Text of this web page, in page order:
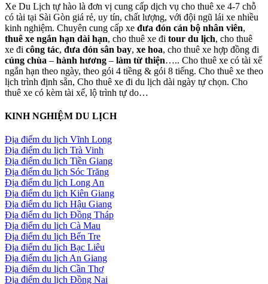
Xe Du Lịch tự hào là đơn vị cung cấp dịch vụ cho thuê xe 4-7 chỗ
có tài tại Sài Gòn giá rẻ, uy tín, chất lượng, với đội ngũ lái xe nhiều
kinh nghiệm. Chuyên cung cấp xe đưa đón cán bộ nhân viên,
thuê xe ngắn hạn dài hạn, cho thuê xe đi tour du lịch, cho thuê
xe đi công tác, đưa đón sân bay, xe hoa, cho thuê xe hợp đồng đi
cúng chùa – hành hương – làm từ thiện….. Cho thuê xe có tài xế
ngắn hạn theo ngày, theo gói 4 tiềng & gói 8 tiếng. Cho thuê xe theo
lịch trình định sẵn, Cho thuê xe đi du lịch dài ngày tự chọn. Cho
thuê xe có kèm tài xế, lộ trình tự do…
KINH NGHIỆM DU LỊCH
Địa điểm du lịch Vĩnh Long
Địa điểm du lịch Trà Vinh
Địa điểm du lịch Tiền Giang
Địa điểm du lịch Sóc Trăng
Địa điểm du lịch Long An
Địa điểm du lịch Kiên Giang
Địa điểm du lịch Hậu Giang
Địa điểm du lịch Đồng Tháp
Địa điểm du lịch Cà Mau
Địa điểm du lịch Bến Tre
Địa điểm du lịch Bạc Liêu
Địa điểm du lịch An Giang
Địa điểm du lịch Cần Thơ
Địa điểm du lịch Đồng Nai